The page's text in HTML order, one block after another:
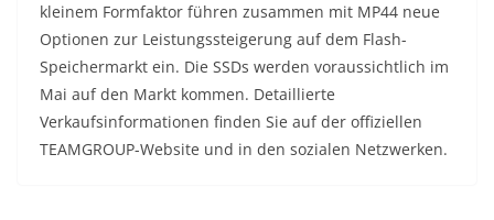
kleinem Formfaktor führen zusammen mit MP44 neue
Optionen zur Leistungssteigerung auf dem Flash-
Speichermarkt ein. Die SSDs werden voraussichtlich im
Mai auf den Markt kommen. Detaillierte
Verkaufsinformationen finden Sie auf der offiziellen
TEAMGROUP-Website und in den sozialen Netzwerken.